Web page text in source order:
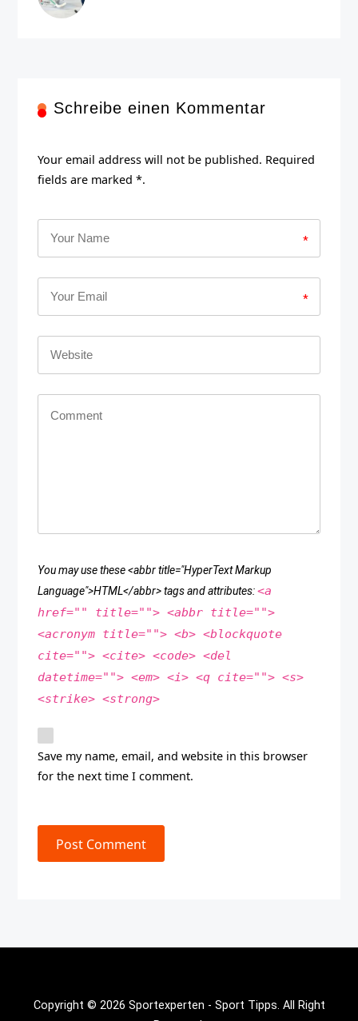
Schreibe einen Kommentar
Your email address will not be published. Required
fields are marked *.
*
*
You may use these <abbr title="HyperText Markup
Language">HTML</abbr> tags and attributes:<a
href="" title=""> <abbr title="">
<acronym title=""> <b> <blockquote
cite=""> <cite> <code> <del
datetime=""> <em> <i> <q cite=""> <s>
<strike> <strong>
Save my name, email, and website in this browser
for the next time I comment.
Post Comment
Copyright © 2026 Sportexperten - Sport Tipps. All Right